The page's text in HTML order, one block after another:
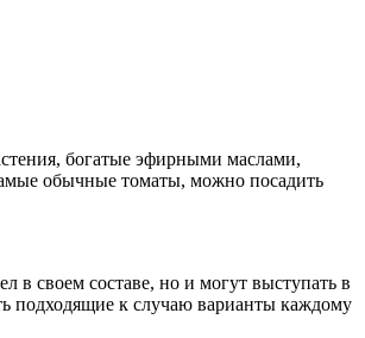
богатые эфирными маслами,
обычные томаты, можно посадить
своем составе, но и могут выступать в
подходящие к случаю варианты каждому